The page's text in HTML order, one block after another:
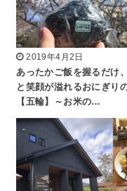
2019年4月2日
あったかご飯を握るだけ
と笑顔が溢れるおにぎり
【五輪】～お米の…